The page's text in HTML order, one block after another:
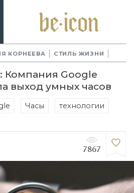
КОРНЕЕВА СТИЛЬ ЖИЗНИ
Компания Google
выход умных часов
Часы технологии
7867